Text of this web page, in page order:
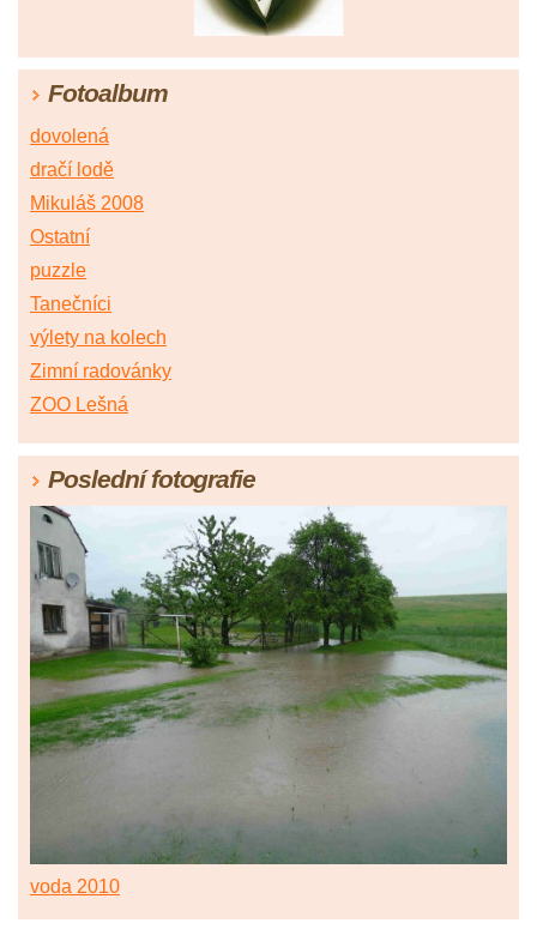
Fotoalbum
dovolená
dračí lodě
Mikuláš 2008
Ostatní
puzzle
Tanečníci
výlety na kolech
Zimní radovánky
ZOO Lešná
Poslední fotografie
voda 2010